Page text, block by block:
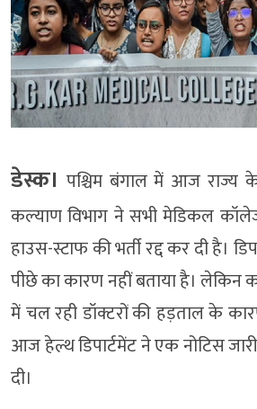
डेस्क। पश्चिम बंगाल में आज राज्य के
कल्याण विभाग ने सभी मेडिकल
हाउस-स्टाफ की भर्ती रद्द कर दी है।
पीछे का कारण नहीं बताया है। लेकिन
में चल रही डॉक्टरों की हड़ताल के
आज हेल्थ डिपार्टमेंट ने एक नोटिस
दी।